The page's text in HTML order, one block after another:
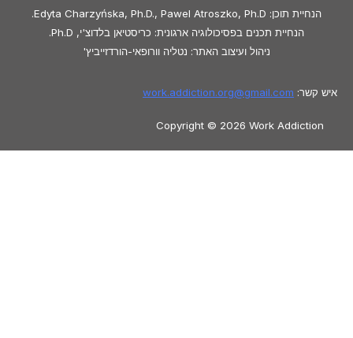
הנחיית תוכן: Edyta Charzyńska, Ph.D., Pawel Atroszko, Ph.D.
הנחיית תכנים בפסיכולוגיה ארגונית: כריסטיאן בלדוצ'י, Ph.D.
ניהול ועיצוב האתר: נטליה וורופאי-הורדזייביץ'
איש קשר: work.addiction.org@gmail.com
Copyright © 2026 Work Addiction